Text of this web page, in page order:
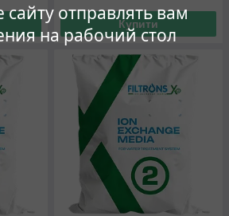
отправлять вам
на рабочий стол
Купити